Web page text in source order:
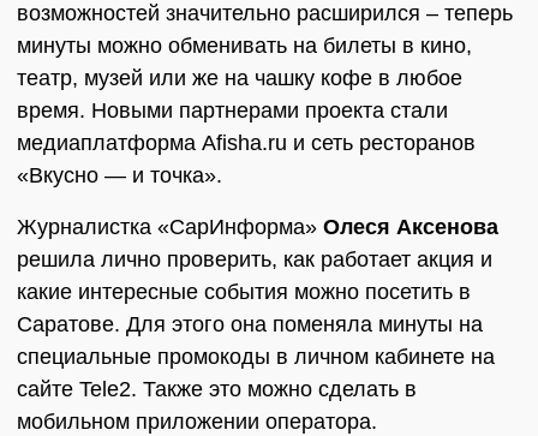
возможностей значительно расширился – теперь
минуты можно обменивать на билеты в кино,
театр, музей или же на чашку кофе в любое
время. Новыми партнерами проекта стали
медиаплатформа Afisha.ru и сеть ресторанов
«Вкусно — и точка».
Журналистка «СарИнформа» Олеся Аксенова
решила лично проверить, как работает акция и
какие интересные события можно посетить в
Саратове. Для этого она поменяла минуты на
специальные промокоды в личном кабинете на
сайте Tele2. Также это можно сделать в
мобильном приложении оператора.